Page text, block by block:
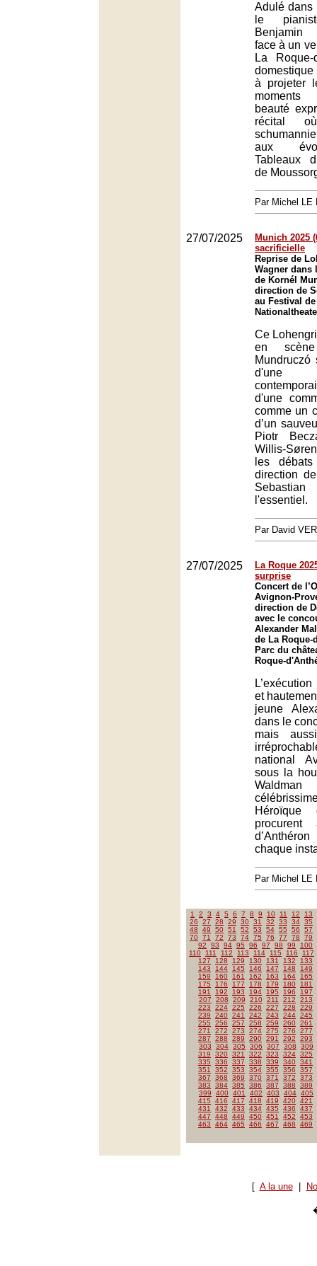
Adulé dans
le
Benjamin
face à un
La Roque-
à projeter
beauté
récital
aux
Tableaux
de
Par Michel LE
27/07/2025
Munich 2025
sacrificielle
Reprise de
Wagner dans
de Kornél
direction de
au Festival
Ce
en
d'une
d'une
comme un
d’un
Piotr
Willis-
les
direction
Sebastian
l'essentiel.
Par David
27/07/2025
La Roque
surprise
Concert de
Avignon-
direction de
avec le
Alexander
de La Roque-
Parc du
Roque-
et
jeune
dans le
mais
national
sous la
Héroïque
chaque
Par Michel LE
1 2 3 4 5 6 7 8 9 10 11 12
13
26
27 28 29 30 31 32 33 34 35
48
49 50 51 52 53 54 55 56
57
70 71 72 73 74 75 76 77 78
79
92
93 94 95 96 97 98 99
100
110
111 112 113 114 115 116
117
127
128 129 130 131 132
133
143
144 145 146 147 148
149
159
160 161 162 163 164
165
175
176 177 178 179 180
181
191
192 193 194 195 196
197
207
208 209 210 211 212
213
223
224 225 226 227 228
229
239
240 241 242 243 244 245
255
256 257 258 259 260 261
271
272 273 274 275 276
277
287
288 289 290 291 292
293
303
304 305 306 307 308
309
319
320 321 322 323 324 325
335
336 337 338 339 340 341
351
352 353 354 355 356
357
367
368 369 370 371 372
373
383
384 385 386 387 388
389
399
400 401 402 403 404 405
415
416 417 418 419 420 421
431
432 433 434 435 436
437
447
448 449 450 451 452
453
463
464 465 466 467 468 469
[ A la une|